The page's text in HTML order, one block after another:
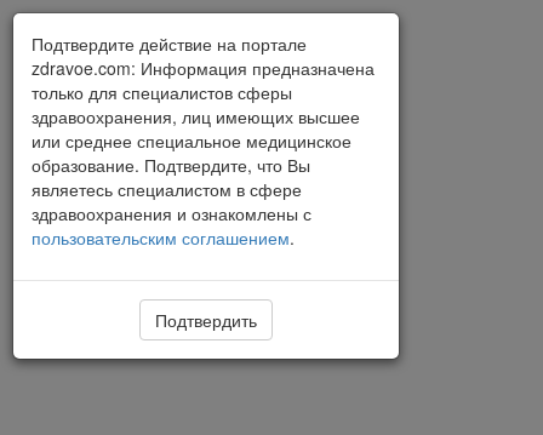
Подтвердите действие на портале
zdravoe.com: Информация предназначена
только для специалистов сферы
здравоохранения, лиц имеющих высшее
или среднее специальное медицинское
образование. Подтвердите, что Вы
являетесь специалистом в сфере
здравоохранения и ознакомлены с
пользовательским соглашением.
Подтвердить